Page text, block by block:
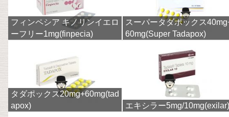
フィンペシア キノリンイエロ
ーフリー1mg(finpecia)
スーパータダポックス
60mg(Super Tadapox)
タダポックス20mg+60mg(tad
apox)
エキシラー5mg/10mg(exilar)